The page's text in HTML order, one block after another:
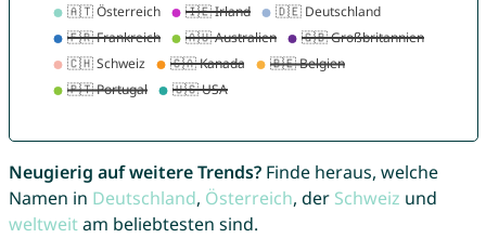
Neugierig auf weitere Trends?Finde heraus, welche
Namen in Deutschland, Österreich, der Schweiz und
weltweitam beliebtesten sind.